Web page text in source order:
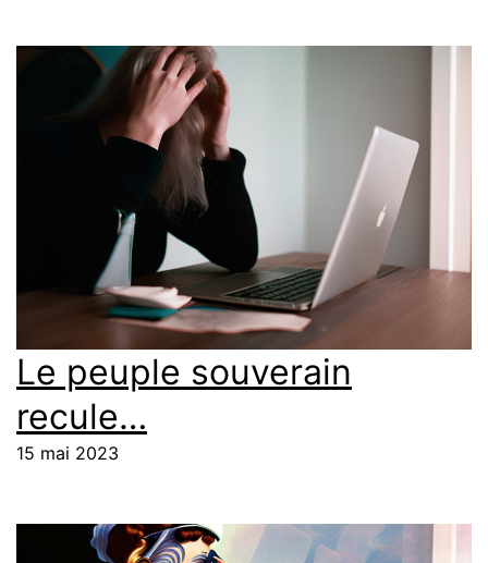
Le peuple souverain
recule…
15 mai 2023